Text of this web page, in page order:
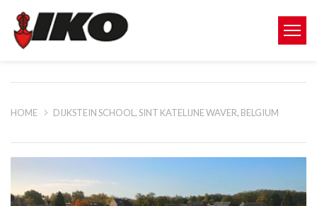
HOME DIJKSTEIN SCHOOL, SINT KATELIJNE WAVER, BELGIUM